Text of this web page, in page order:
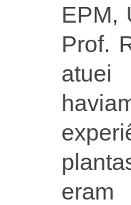
EPM,
Prof.
atuei
eram